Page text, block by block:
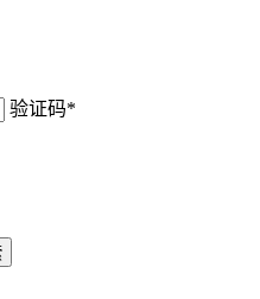
验证码*